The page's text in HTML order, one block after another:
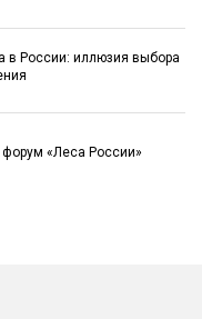
в России: иллюзия выбора
«Леса России»